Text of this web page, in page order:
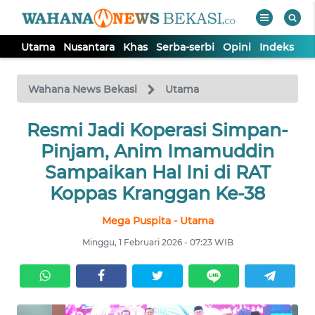
Utama Nusantara Khas Serba-serbi Opini Indeks
Wahana News Bekasi Utama
Resmi Jadi Koperasi Simpan-
Pinjam, Anim Imamuddin
Sampaikan Hal Ini di RAT
Koppas Kranggan Ke-38
Mega Puspita - Utama
Minggu, 1 Februari 2026 - 07:23 WIB
TV
Tutup
UTAMA
NUSANTARA
SERBI
OPINI